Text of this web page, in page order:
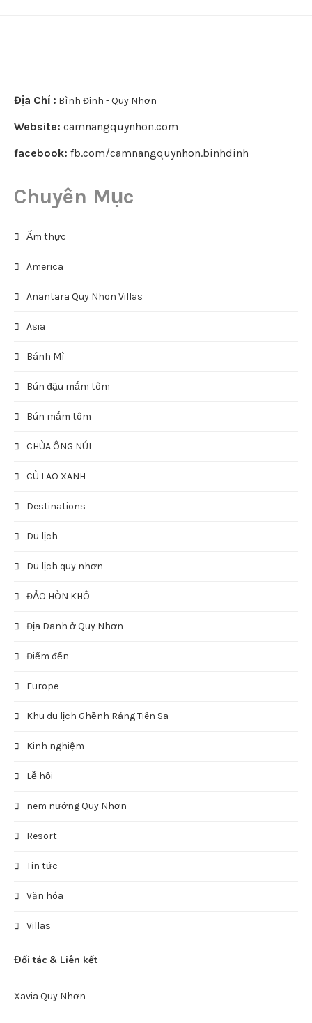
Địa Chỉ : Bình Định - Quy Nhơn
Website: camnangquynhon.com
facebook: fb.com/camnangquynhon.binhdinh
Chuyên Mục
Ẩm thực
America
Anantara Quy Nhon Villas
Asia
Bánh Mì
Bún đậu mắm tôm
Bún mắm tôm
CHÙA ÔNG NÚI
CÙ LAO XANH
Destinations
Du lịch
Du lịch quy nhơn
ĐẢO HÒN KHÔ
Địa Danh ở Quy Nhơn
Điểm đến
Europe
Khu du lịch Ghềnh Ráng Tiên Sa
Kinh nghiệm
Lễ hội
nem nướng Quy Nhơn
Resort
Tin tức
Văn hóa
Villas
Đối tác & Liên kết
Xavia Quy Nhơn